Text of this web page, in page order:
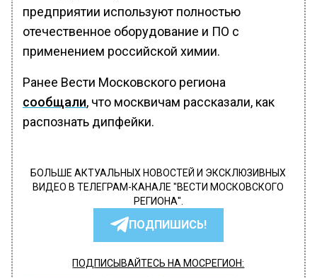
предприятии используют полностью
отечественное оборудование и ПО с
применением российской химии.
Ранее Вести Московского региона
сообщали, что москвичам рассказали, как
распознать дипфейки.
БОЛЬШЕ АКТУАЛЬНЫХ НОВОСТЕЙ И ЭКСКЛЮЗИВНЫХ
ВИДЕО В ТЕЛЕГРАМ-КАНАЛЕ "ВЕСТИ МОСКОВСКОГО
РЕГИОНА".
ПОДПИШИСЬ!
ПОДПИСЫВАЙТЕСЬ НА МОСРЕГИОН: